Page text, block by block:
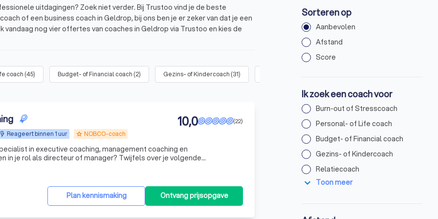
uitdagingen? Zoek niet verder. Bij Trustoo vind je de beste
of een business coach in Geldrop, bij ons ben je er zeker van dat je een
nog vier offertes van coaches in Geldrop via Trustoo en kies de
coach (45) Budget- of Financial coach (2) Gezins- of Kindercoach (31)
Reageert binnen 1 uur grade NOBCO-coach
(22)
10,0
in executive coaching, management coaching en
Plan kennismaking Ontvang prijsopgave
Sorteren op
Aanbevolen
Afstand
Score
Ik zoek een coach voor
Burn-out of Stresscoach
Personal- of Life coach
Budget- of Financial coach
Gezins- of Kindercoach
Relatiecoach
expand_more Toon meer